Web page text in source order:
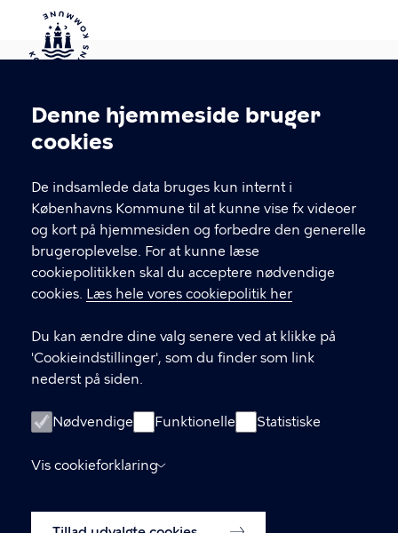
Cookieindstillinger
Denne hjemmeside bruger
cookies
De indsamlede data bruges kun internt i
Københavns Kommune til at kunne vise fx videoer
og kort på hjemmesiden og forbedre den generelle
brugeroplevelse. For at kunne læse
cookiepolitikken skal du acceptere nødvendige
cookies. Læs hele vores cookiepolitik her
Du kan ændre dine valg senere ved at klikke på
'Cookieindstillinger', som du finder som link
nederst på siden.
Nødvendige Funktionelle Statistiske
Vis cookieforklaring
Kontakt Københavns Kommune
T
fFind andre kontakter her
CVR-nummer64942212
GENVEJE
Digital Post
Databeskyttelse
Tilgængelighedserklæring
Om hjemmesiden
Cookiepolitik